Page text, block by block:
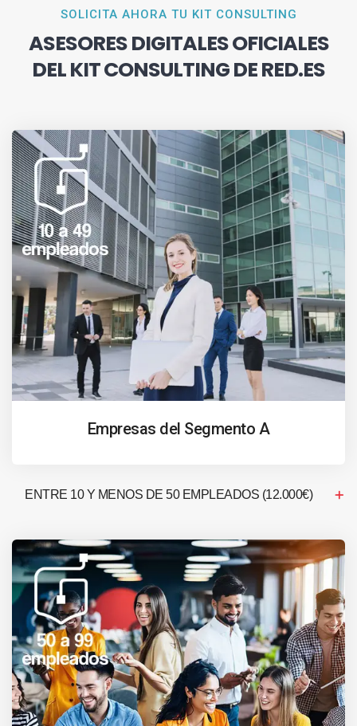
SOLICITA AHORA TU KIT CONSULTING
ASESORES DIGITALES OFICIALES
DEL KIT CONSULTING DE RED.ES
Empresas del Segmento A
ENTRE 10 Y MENOS DE 50 EMPLEADOS (12.000€)